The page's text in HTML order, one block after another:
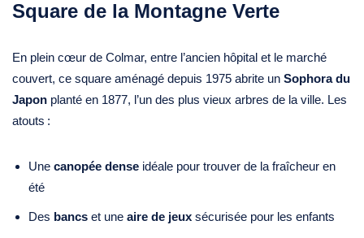
Square de la Montagne Verte
En plein cœur de Colmar, entre l’ancien hôpital et le marché
couvert, ce square aménagé depuis 1975 abrite un Sophora du
Japon planté en 1877, l’un des plus vieux arbres de la ville. Les
atouts :
Une canopée dense idéale pour trouver de la fraîcheur en
été
Des bancs et une aire de jeux sécurisée pour les enfants